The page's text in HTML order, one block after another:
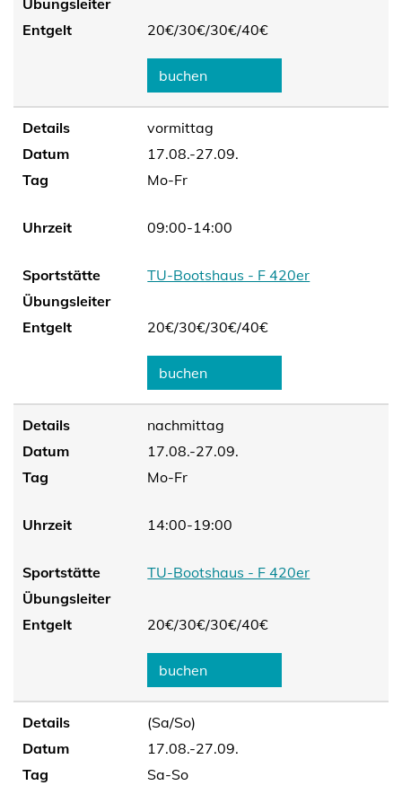
Übungsleiter
Entgelt
20€/30€/30€/40€
buchen
Details
vormittag
Datum
17.08.-27.09.
Tag
Mo-Fr
Uhrzeit 09:00-14:00
Sportstätte
TU-Bootshaus - F 420er
Übungsleiter
Entgelt
20€/30€/30€/40€
buchen
Details
nachmittag
Datum
17.08.-27.09.
Tag
Mo-Fr
Uhrzeit 14:00-19:00
Sportstätte
TU-Bootshaus - F 420er
Übungsleiter
Entgelt
20€/30€/30€/40€
buchen
Details
(Sa/So)
Datum
17.08.-27.09.
Tag
Sa-So